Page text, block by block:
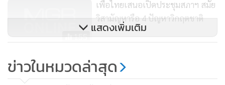
155
เพื่อไทยเสนอเปิดประชุมสภาฯ สมัย
วิสามัญหารือ 4 ปัญหาวิกฤตชาติ
ทางออก จัดอภิปรายโควิด-19
แสดงเพิ่มเติม
ข่าวในหมวดล่าสุด